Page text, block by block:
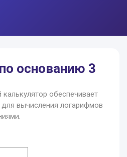
основанию 3
обеспечивает
вычисления логарифмов